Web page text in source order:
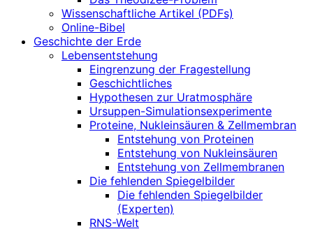
Wissenschaftliche Artikel (PDFs)
Online-Bibel
Geschichte der Erde
Lebensentstehung
Eingrenzung der Fragestellung
Geschichtliches
Hypothesen zur Uratmosphäre
Ursuppen-Simulationsexperimente
Proteine, Nukleinsäuren & Zellmembran
Entstehung von Proteinen
Entstehung von Nukleinsäuren
Entstehung von Zellmembranen
Die fehlenden Spiegelbilder
Die fehlenden Spiegelbilder
(Experten)
RNS-Welt